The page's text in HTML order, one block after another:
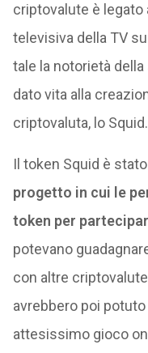
criptovalute è legato
televisiva della TV
tale la notorietà
dato vita alla
criptovaluta, lo Squid.
Il token Squid è
progetto in cui le
token per
potevano
con altre
avrebbero poi
attesissimo gioco